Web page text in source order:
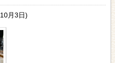
月3日)